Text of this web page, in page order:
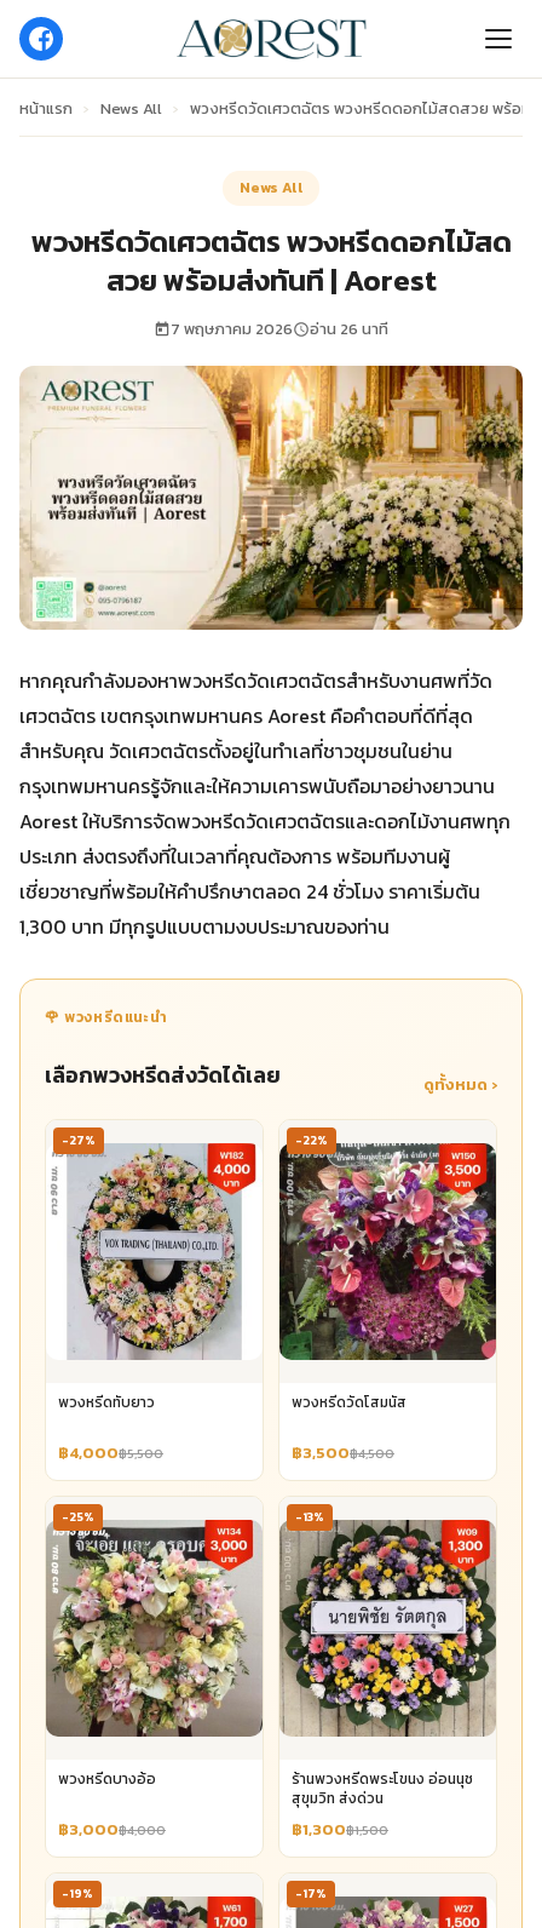
หน้าแรก › News All › พวงหรีดวัดเศวตฉัตร พวงหรีดดอกไม้สดสวย พร้อม
News All
พวงหรีดวัดเศวตฉัตร พวงหรีดดอกไม้สด
สวย พร้อมส่งทันที | Aorest
7 พฤษภาคม 2026 อ่าน 26 นาที
หากคุณกำลังมองหาพวงหรีดวัดเศวตฉัตรสำหรับงานศพที่วัด
เศวตฉัตร เขตกรุงเทพมหานคร Aorest คือคำตอบที่ดีที่สุด
สำหรับคุณ วัดเศวตฉัตรตั้งอยู่ในทำเลที่ชาวชุมชนในย่าน
กรุงเทพมหานครรู้จักและให้ความเคารพนับถือมาอย่างยาวนาน
Aorest ให้บริการจัดพวงหรีดวัดเศวตฉัตรและดอกไม้งานศพทุก
ประเภท ส่งตรงถึงที่ในเวลาที่คุณต้องการ พร้อมทีมงานผู้
เชี่ยวชาญที่พร้อมให้คำปรึกษาตลอด 24 ชั่วโมง ราคาเริ่มต้น
1,300 บาท มีทุกรูปแบบตามงบประมาณของท่าน
🌹 พวงหรีดแนะนำ
เลือกพวงหรีดส่งวัดได้เลย ดูทั้งหมด ›
-27%
พวงหรีดทับยาว
฿4,000฿5,500
-22%
พวงหรีดวัดโสมนัส
฿3,500฿4,500
-25%
พวงหรีดบางอ้อ
฿3,000฿4,000
-13%
ร้านพวงหรีดพระโขนง อ่อนนุช
สุขุมวิท ส่งด่วน
฿1,300฿1,500
-19% -17%